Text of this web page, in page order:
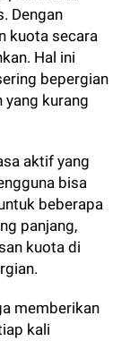
Dengan
kuota secara
Hal ini
bepergian
yang kurang
aktif yang
bisa
beberapa
panjang,
kuota di
memberikan
kali